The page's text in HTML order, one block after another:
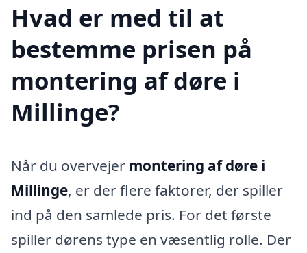
Hvad er med til at
bestemme prisen på
montering af døre i
Millinge?
Når du overvejer montering af døre i
Millinge, er der flere faktorer, der spiller
ind på den samlede pris. For det første
spiller dørens type en væsentlig rolle. Der